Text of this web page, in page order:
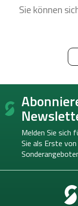
Sie können
F
ß
Melden Sie sich
Sie als Erste von